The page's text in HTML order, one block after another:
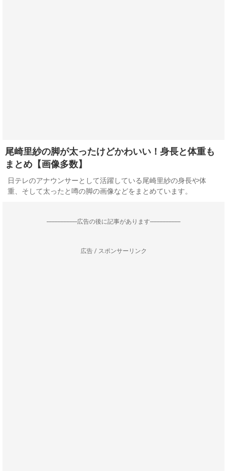
尾崎里紗の脚が太ったけどかわいい！身長と体重も
まとめ【画像多数】
日テレのアナウンサーとして活躍している尾崎里紗の身長や体
重、そして太ったと噂の脚の画像などをまとめています。
--------------------広告の後に記事があります--------------------
広告 / スポンサーリンク